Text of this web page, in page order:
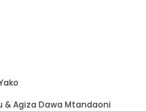
& Agiza Dawa Mtandaoni